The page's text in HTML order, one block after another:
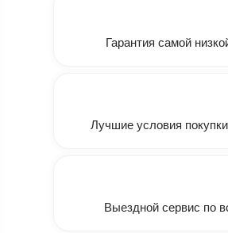
Гарантия самой
Лучшие условия
Выездной сервис по